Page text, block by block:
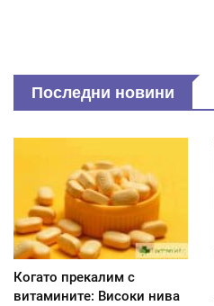
Последни новини
Когато прекалим с
витамините: Високи нива